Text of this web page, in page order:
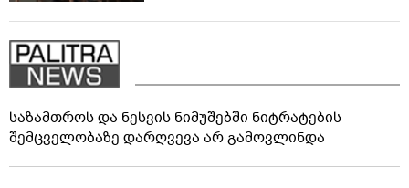
საზამთროს და ნესვის ნიმუშებში ნიტრატების
შემცველობაზე დარღვევა არ გამოვლინდა